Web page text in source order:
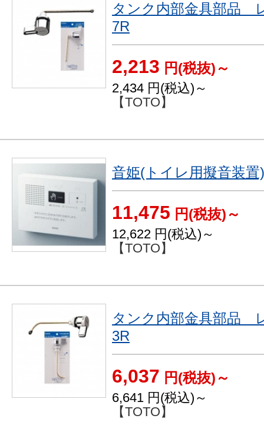
タンク内部金具部品
7R
2,213 円(税抜)～
2,434 円(税込)～
【TOTO】
音姫(トイレ用擬音装置)
11,475 円(税抜)～
12,622 円(税込)～
【TOTO】
タンク内部金具部品
3R
6,037 円(税抜)～
6,641 円(税込)～
【TOTO】